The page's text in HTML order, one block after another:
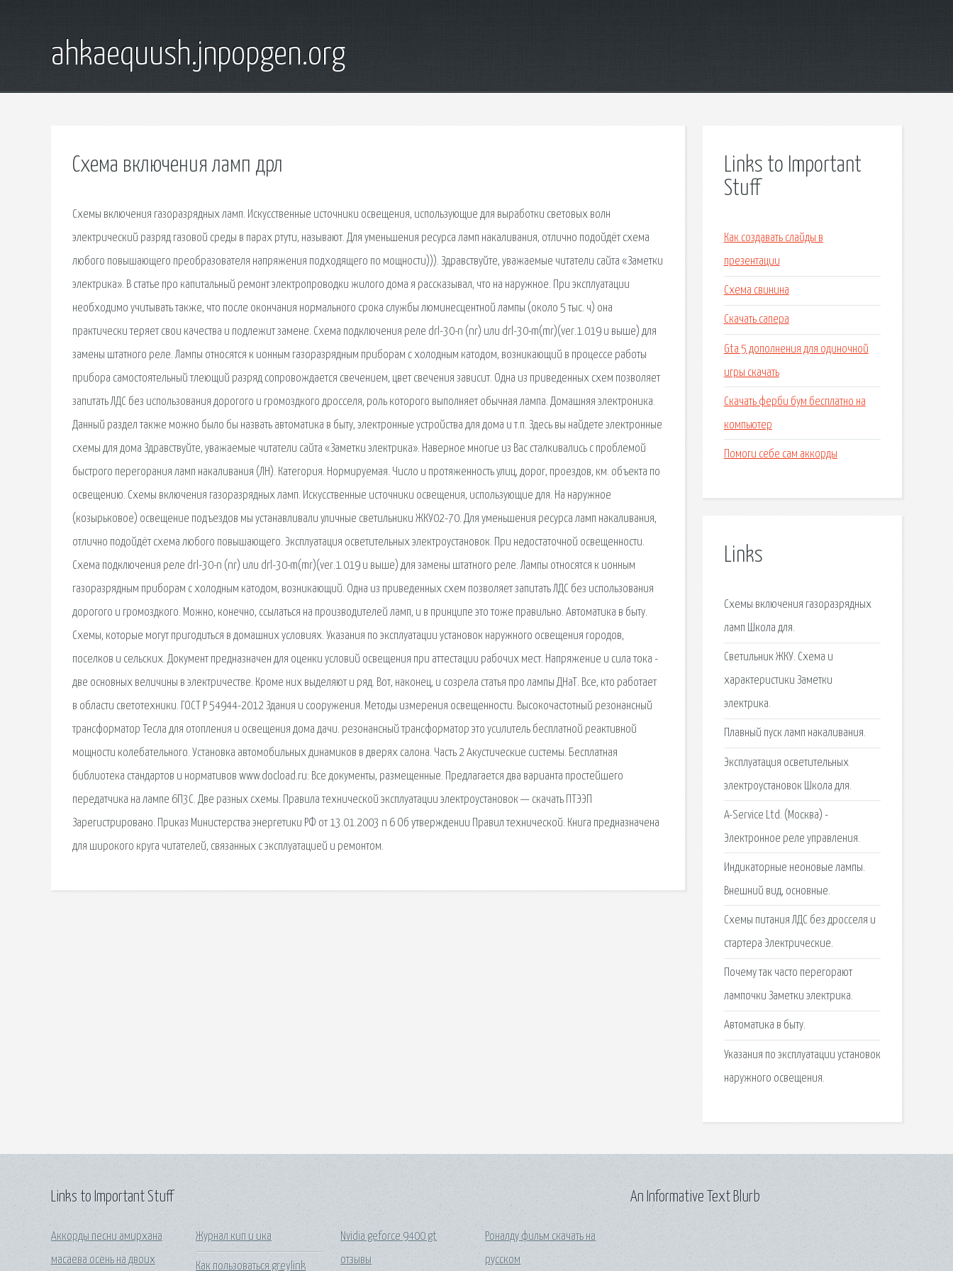
ahkaequush.jnpopgen.org
Схема включения ламп дрл
Схемы включения газоразрядных ламп. Искусственные источники освещения, использующие для выработки световых волн
электрический разряд газовой среды в парах ртути, называют. Для уменьшения ресурса ламп накаливания, отлично подойдёт схема
любого повышающего преобразователя напряжения подходящего по мощности))). Здравствуйте, уважаемые читатели сайта «Заметки
электрика». В статье про капитальный ремонт электропроводки жилого дома я рассказывал, что на наружное. При эксплуатации
необходимо учитывать также, что после окончания нормального срока службы люминесцентной лампы (около 5 тыс. ч) она
практически теряет свои качества и подлежит замене. Схема подключения реле drl-30-n (nr) или drl-30-m(mr)(ver.1.019 и выше) для
замены штатного реле. Лампы относятся к ионным газоразрядным приборам с холодным катодом, возникающий в процессе работы
прибора самостоятельный тлеющий разряд сопровождается свечением, цвет свечения зависит. Одна из приведенных схем позволяет
запитать ЛДС без использования дорогого и громоздкого дросселя, роль которого выполняет обычная лампа. Домашняя электроника.
Данный раздел также можно было бы назвать автоматика в быту, электронные устройства для дома и т.п. Здесь вы найдете электронные
схемы для дома Здравствуйте, уважаемые читатели сайта «Заметки электрика». Наверное многие из Вас сталкивались с проблемой
быстрого перегорания ламп накаливания (ЛН). Категория. Нормируемая. Число и протяженность улиц, дорог, проездов, км. объекта по
освещению. Схемы включения газоразрядных ламп. Искусственные источники освещения, использующие для. На наружное
(козырьковое) освещение подъездов мы устанавливали уличные светильники ЖКУ02-70. Для уменьшения ресурса ламп накаливания,
отлично подойдёт схема любого повышающего. Эксплуатация осветительных электроустановок. При недостаточной освещенности.
Схема подключения реле drl-30-n (nr) или drl-30-m(mr)(ver.1.019 и выше) для замены штатного реле. Лампы относятся к ионным
газоразрядным приборам с холодным катодом, возникающий. Одна из приведенных схем позволяет запитать ЛДС без использования
дорогого и громоздкого. Можно, конечно, ссылаться на производителей ламп, и в принципе это тоже правильно. Автоматика в быту.
Схемы, которые могут пригодиться в домашних условиях. Указания по эксплуатации установок наружного освещения городов,
поселков и сельских. Документ предназначен для оценки условий освещения при аттестации рабочих мест. Напряжение и сила тока -
две основных величины в электричестве. Кроме них выделяют и ряд. Вот, наконец, и созрела статья про лампы ДНаТ. Все, кто работает
в области светотехники. ГОСТ Р 54944-2012 Здания и сооружения. Методы измерения освещенности. Высокочастотный резонансный
трансформатор Тесла для отопления и освещения дома дачи. резонансный трансформатор это усилитель бесплатной реактивной
мощности колебательного. Установка автомобильных динамиков в дверях салона. Часть 2 Акустические системы. Бесплатная
библиотека стандартов и нормативов www.docload.ru: Все документы, размещенные. Предлагается два варианта простейшего
передатчика на лампе 6П3С. Две разных схемы. Правила технической эксплуатации электроустановок — скачать ПТЭЭП
Зарегистрировано. Приказ Министерства энергетики РФ от 13.01.2003 n 6 Об утверждении Правил технической. Книга предназначена
для широкого круга читателей, связанных с эксплуатацией и ремонтом.
Links to Important
Stuff
Как создавать слайды в
презентации
Схема свинина
Скачать сапера
Gta 5 дополнения для одиночной
игры скачать
Скачать ферби бум бесплатно на
компьютер
Помоги себе сам аккорды
Links
Схемы включения газоразрядных
ламп Школа для.
Светильник ЖКУ. Схема и
характеристики Заметки
электрика.
Плавный пуск ламп накаливания.
Эксплуатация осветительных
электроустановок Школа для.
A-Service Ltd. (Москва) -
Электронное реле управления.
Индикаторные неоновые лампы.
Внешний вид, основные.
Схемы питания ЛДС без дросселя и
стартера Электрические.
Почему так часто перегорают
лампочки Заметки электрика.
Автоматика в быту.
Указания по эксплуатации установок
наружного освещения.
Links to Important Stuff
Аккорды песни амирхана
масаева осень на двоих
Журнал кип и ика
Как пользоваться greylink
Nvidia geforce 9400 gt
отзывы
Роналду фильм скачать на
русском
An Informative Text Blurb